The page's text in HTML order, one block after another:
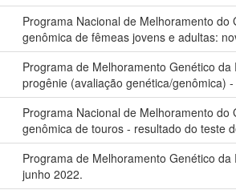
Programa Nacional de Melhoramento
genômica de fêmeas jovens e adultas:
Programa de Melhoramento Genético
progênie (avaliação genética/genômica)
Programa Nacional de Melhoramento
genômica de touros - resultado do teste
Programa de Melhoramento Genético
junho 2022.